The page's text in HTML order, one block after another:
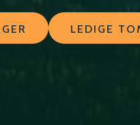
LEDIGE